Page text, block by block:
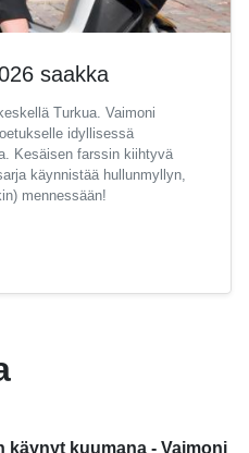
käynyt kuumana - Vaimoni
saakka
Turkua. Vaimoni
idyllisessä
Kesäisen farssin kiihtyvä
käynnistää hullunmyllyn,
mennessään!